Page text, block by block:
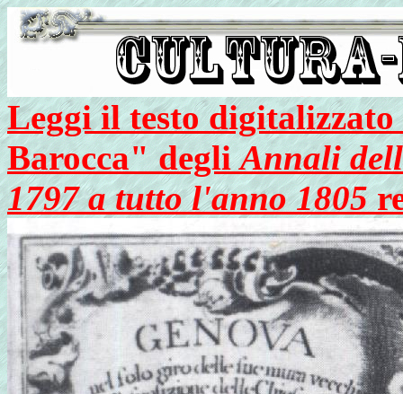
Leggi il testo
Barocca" degliAnnali
1797 a tutto l'anno 1805